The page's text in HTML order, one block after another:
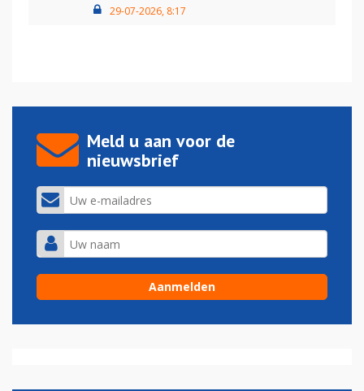
29-07-2026, 8:17
Meld u aan voor de
nieuwsbrief